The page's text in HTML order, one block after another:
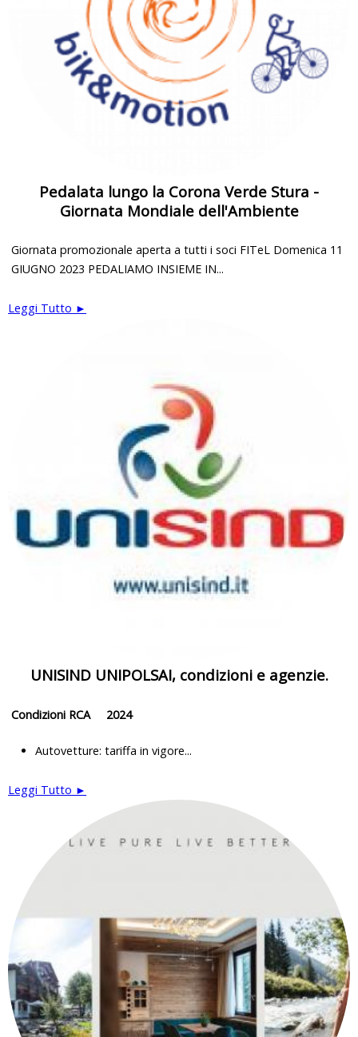
Pedalata lungo la Corona Verde Stura -
Giornata Mondiale dell'Ambiente
Giornata promozionale aperta a tutti i soci FITeL Domenica 11
GIUGNO 2023 PEDALIAMO INSIEME IN...
Leggi Tutto ►
UNISIND UNIPOLSAI, condizioni e agenzie.
Condizioni RCA 2024
Autovetture: tariffa in vigore...
Leggi Tutto ►